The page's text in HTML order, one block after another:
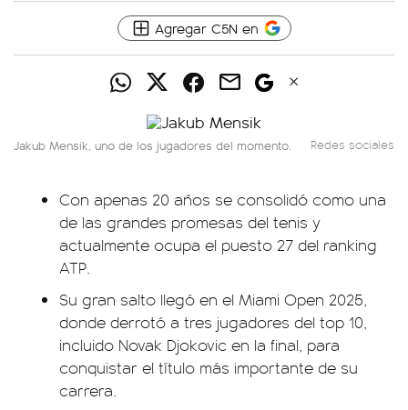
Agregar C5N en
Jakub Mensik, uno de los jugadores del momento. Redes sociales
Con apenas 20 años se consolidó como una
de las grandes promesas del tenis y
actualmente ocupa el puesto 27 del ranking
ATP.
Su gran salto llegó en el Miami Open 2025,
donde derrotó a tres jugadores del top 10,
incluido Novak Djokovic en la final, para
conquistar el título más importante de su
carrera.